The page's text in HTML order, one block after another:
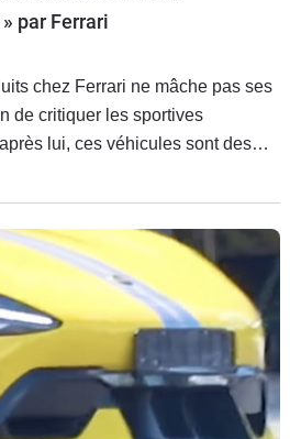
par Ferrari
chez Ferrari ne mâche pas ses
de critiquer les sportives
lui, ces véhicules sont des